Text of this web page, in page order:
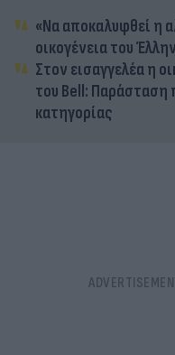
«Να αποκαλυφθεί η
οικογένεια του
Στον εισαγγελέα η
του Bell: Παράσταση
κατηγορίας